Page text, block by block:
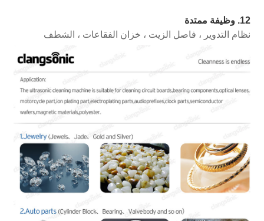
12. وظيفة ممتدة
نظام التدوير ، فاصل الزيت ، خزان الفقاعات ، الشطف